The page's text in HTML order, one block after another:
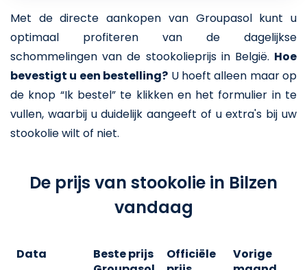
Met de directe aankopen van Groupasol kunt u
optimaal profiteren van de dagelijkse
schommelingen van de stookolieprijs in België. Hoe
bevestigt u een bestelling? U hoeft alleen maar op
de knop “Ik bestel” te klikken en het formulier in te
vullen, waarbij u duidelijk aangeeft of u extra's bij uw
stookolie wilt of niet.
De prijs van stookolie in Bilzen
vandaag
Data
Beste prijs
Officiële
Vorige